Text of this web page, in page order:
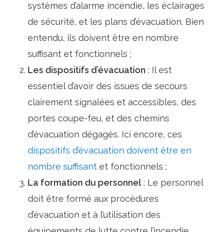
systèmes d’alarme incendie, les éclairages
de sécurité, et les plans d’évacuation. Bien
entendu, ils doivent être en nombre
suffisant et fonctionnels ;
Les dispositifs d’évacuation : Il est
essentiel d’avoir des issues de secours
clairement signalées et accessibles, des
portes coupe-feu, et des chemins
d’évacuation dégagés. Ici encore, ces
dispositifs d’évacuation doivent être en
nombre suffisantet fonctionnels ;
La formation du personnel: Le personnel
doit être formé aux procédures
d’évacuation et à l’utilisation des